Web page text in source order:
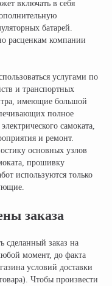
включать в себя
батарей.
расценкам компании
услугами по
и транспортных
имеющие большой
полное
самоката,
и ремонт.
основных узлов
прошивку
используются только
заказа
сделанный заказ на
момент, до факта
условий доставки
Чтобы произвести